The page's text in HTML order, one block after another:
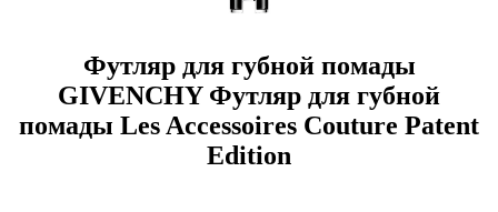
Футляр для губной помады
GIVENCHY Футляр для губной
помады Les Accessoires Couture Patent
Edition